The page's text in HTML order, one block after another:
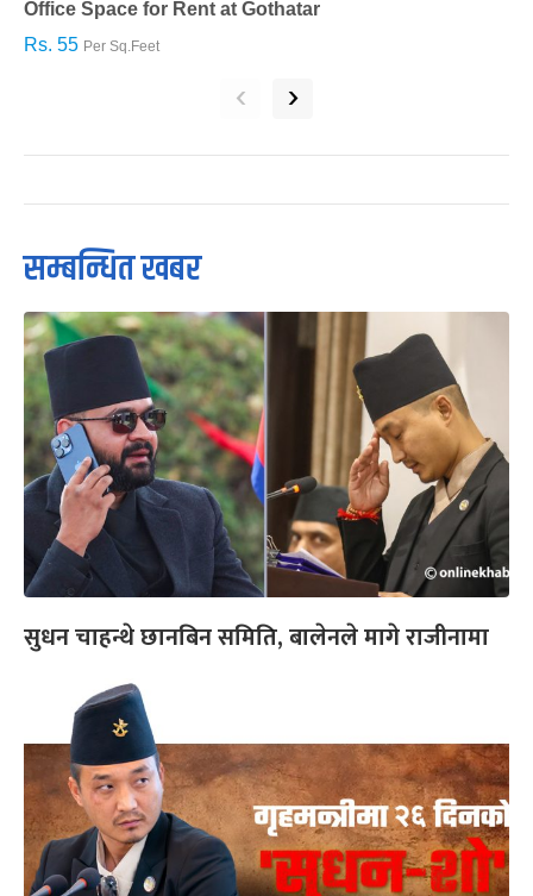
Office Space for Rent at Gothatar
Rs. 55 Per Sq.Feet
‹ ›
सम्बन्धित खबर
सुधन चाहन्थे छानबिन समिति, बालेनले मागे राजीनामा